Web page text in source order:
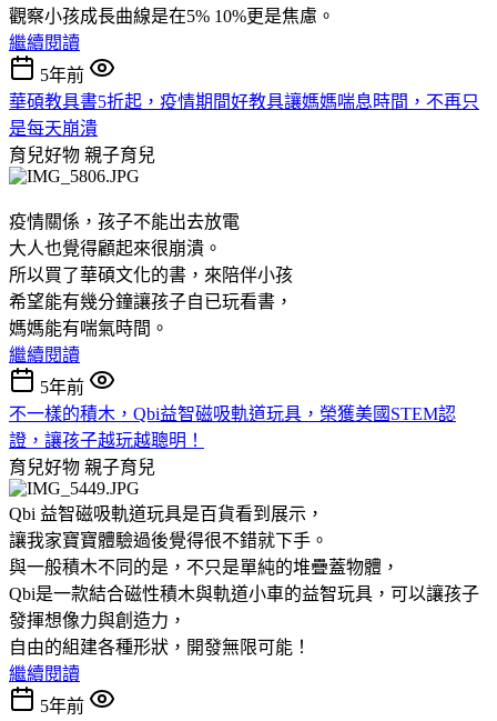
觀察小孩成長曲線是在5% 10%更是焦慮。
繼續閱讀
5年前
華碩教具書5折起，疫情期間好教具讓媽媽喘息時間，不再只
是每天崩潰
育兒好物 親子育兒
疫情關係，孩子不能出去放電
大人也覺得顧起來很崩潰。
所以買了華碩文化的書，來陪伴小孩
希望能有幾分鐘讓孩子自已玩看書，
媽媽能有喘氣時間。
繼續閱讀
5年前
不一樣的積木，Qbi益智磁吸軌道玩具，榮獲美國STEM認
證，讓孩子越玩越聰明！
育兒好物 親子育兒
Qbi 益智磁吸軌道玩具是百貨看到展示，
讓我家寶寶體驗過後覺得很不錯就下手。
與一般積木不同的是，不只是單純的堆疊蓋物體，
Qbi是一款結合磁性積木與軌道小車的益智玩具，可以讓孩子
發揮想像力與創造力，
自由的組建各種形狀，開發無限可能！
繼續閱讀
5年前